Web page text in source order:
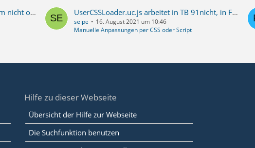
M5IWzvOdeQRAEoebwbv39qvKHq6X+2IGrwr/
1tvGhv4v+ztpkg37/3hxBRA4yL4rMeT3YPW7sbic/ftqwTn1k+GkTGSWI4/
HzQnL7fIaYWV624yb64/vs1huVtsspmqbxWSw9ZgMM0+u62d7TBXfH107be+uL/
TB 91.5.0 - "Show adress only" - Warum nicht ohne Add-on in TB integriert UserCSSLoader.uc.js arbeitet in TB 91nicht, in FF 91schon.
seipe
16. August 2021 um 10:46
Manuelle Anpassungen per CSS oder Script
Hilfe zu dieser Webseite
Übersicht der Hilfe zur Webseite
Die Suchfunktion benutzen